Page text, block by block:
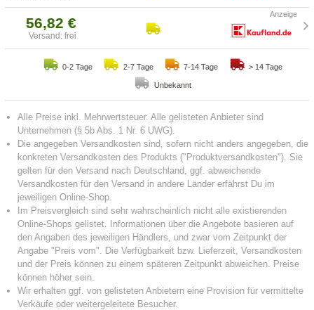
56,82 €
Versand: frei
0-2 Tage 2-7 Tage 7-14 Tage > 14 Tage
Unbekannt